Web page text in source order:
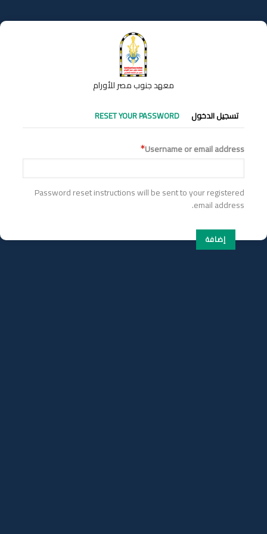
إلى
المحتوى
معهد جنوب مصر للأورام
التبويبات
الأساسية
تسجيل الدخول RESET YOUR PASSWORD
Username or email address
Password reset instructions will be sent to your registered
email address.